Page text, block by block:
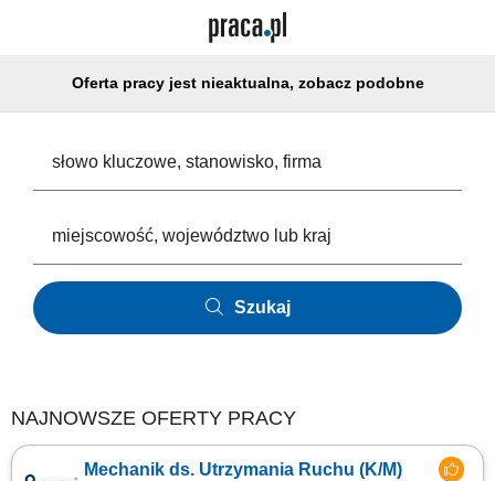
Oferta pracy jest nieaktualna, zobacz podobne
Szukaj
NAJNOWSZE OFERTY PRACY
Mechanik ds. Utrzymania Ruchu (K/M)